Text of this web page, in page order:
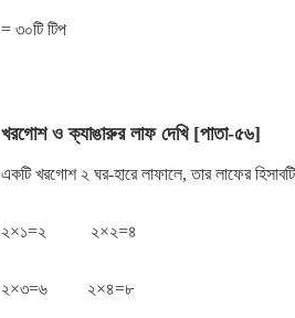
= ৩০টি টিপ
খরগোশ ও ক্যাঙারুর লাফ দেখি [পাতা-৫৬]
একটি খরগোশ ২ ঘর-হারে লাফালে, তার লাফের হিসাবটি
২×১=২ ২×২=৪
২×৩=৬ ২×৪=৮